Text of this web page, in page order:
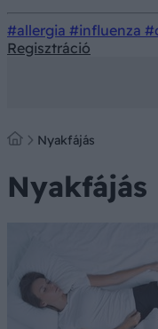
#allergia #influenza
Regisztráció
Nyakfájás
Nyakfájás